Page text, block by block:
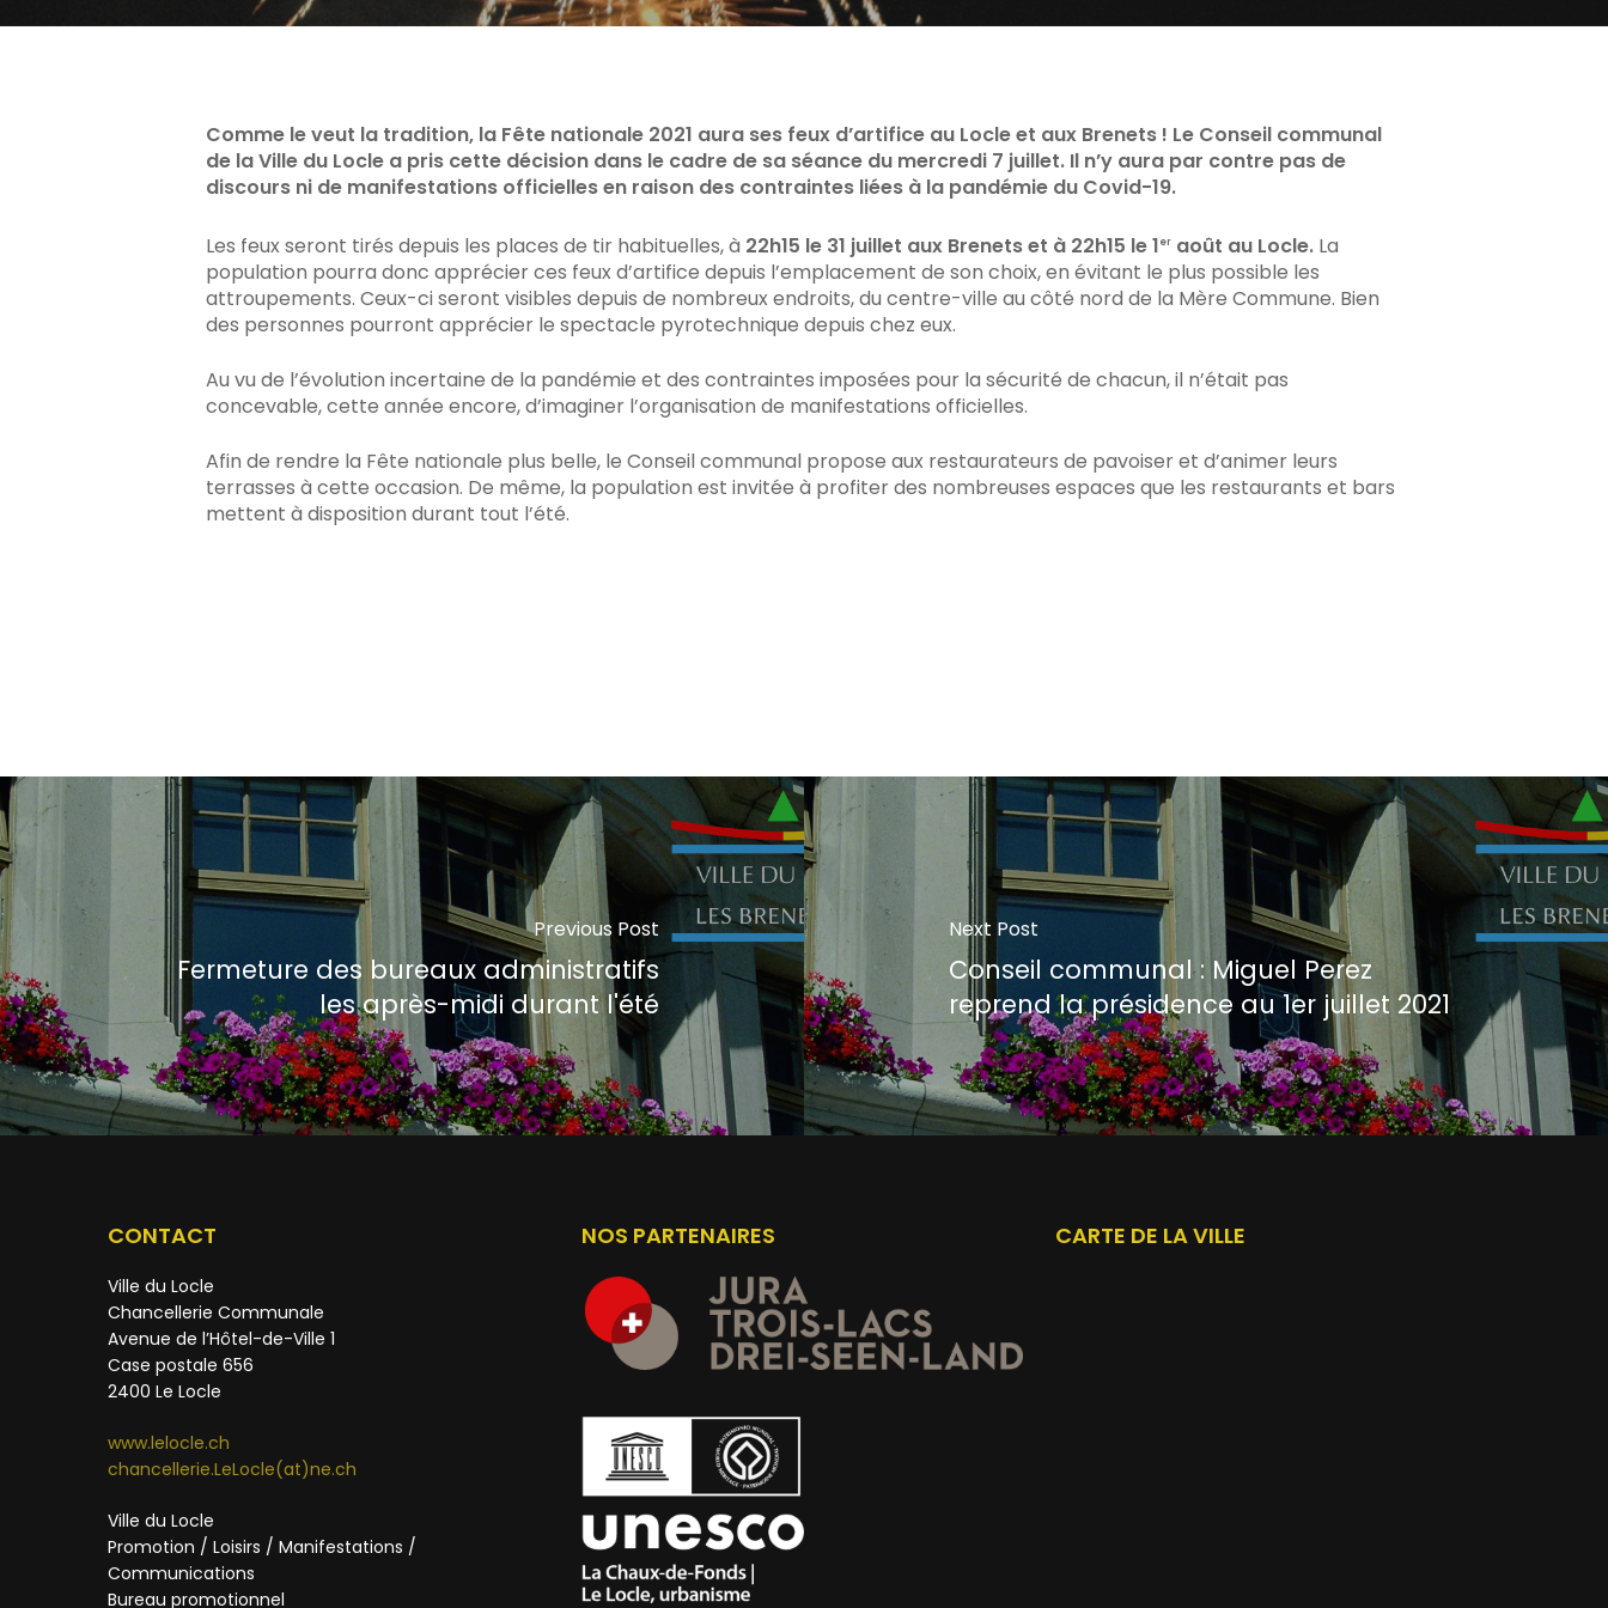
Appuyez sur Enter pour rechercher ou sur ESC pour fermer
Comme le veut la tradition, la Fête nationale 2021 aura ses feux d’artifice au Locle et aux Brenets ! Le Conseil communal
de la Ville du Locle a pris cette décision dans le cadre de sa séance du mercredi 7 juillet. Il n’y aura par contre pas de
discours ni de manifestations officielles en raison des contraintes liées à la pandémie du Covid-19.
Les feux seront tirés depuis les places de tir habituelles, à 22h15 le 31 juillet aux Brenets et à 22h15 le 1er août au Locle. La
population pourra donc apprécier ces feux d’artifice depuis l’emplacement de son choix, en évitant le plus possible les
attroupements. Ceux-ci seront visibles depuis de nombreux endroits, du centre-ville au côté nord de la Mère Commune. Bien
des personnes pourront apprécier le spectacle pyrotechnique depuis chez eux.
Au vu de l’évolution incertaine de la pandémie et des contraintes imposées pour la sécurité de chacun, il n’était pas
concevable, cette année encore, d’imaginer l’organisation de manifestations officielles.
Afin de rendre la Fête nationale plus belle, le Conseil communal propose aux restaurateurs de pavoiser et d’animer leurs
terrasses à cette occasion. De même, la population est invitée à profiter des nombreuses espaces que les restaurants et bars
mettent à disposition durant tout l’été.
Previous Post
Fermeture des bureaux administratifs
les après-midi durant l'été
Next Post
Conseil communal : Miguel Perez
reprend la présidence au 1er juillet 2021
CONTACT
Ville du Locle
Chancellerie Communale
Avenue de l’Hôtel-de-Ville 1
Case postale 656
2400 Le Locle
www.lelocle.ch
chancellerie.LeLocle(at)ne.ch
Ville du Locle
Promotion / Loisirs / Manifestations /
Communications
Bureau promotionnel
NOS PARTENAIRES CARTE DE LA VILLE